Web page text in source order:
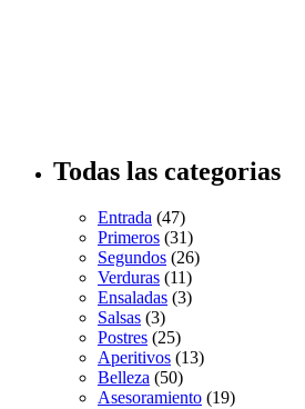
Todas las categorias
Entrada (47)
Primeros (31)
Segundos (26)
Verduras (11)
Ensaladas (3)
Salsas (3)
Postres (25)
Aperitivos (13)
Belleza (50)
Asesoramiento (19)